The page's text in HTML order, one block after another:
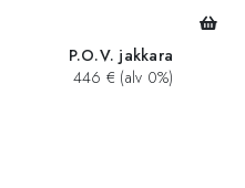
P.O.V. jakkara
446 € (alv 0%)